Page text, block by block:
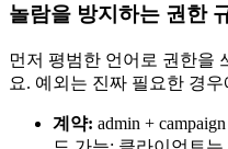
놀람을 방지하는 권한
먼저 평범한 언어로 권한을
요. 예외는 진짜 필요한 경
계약: admin +